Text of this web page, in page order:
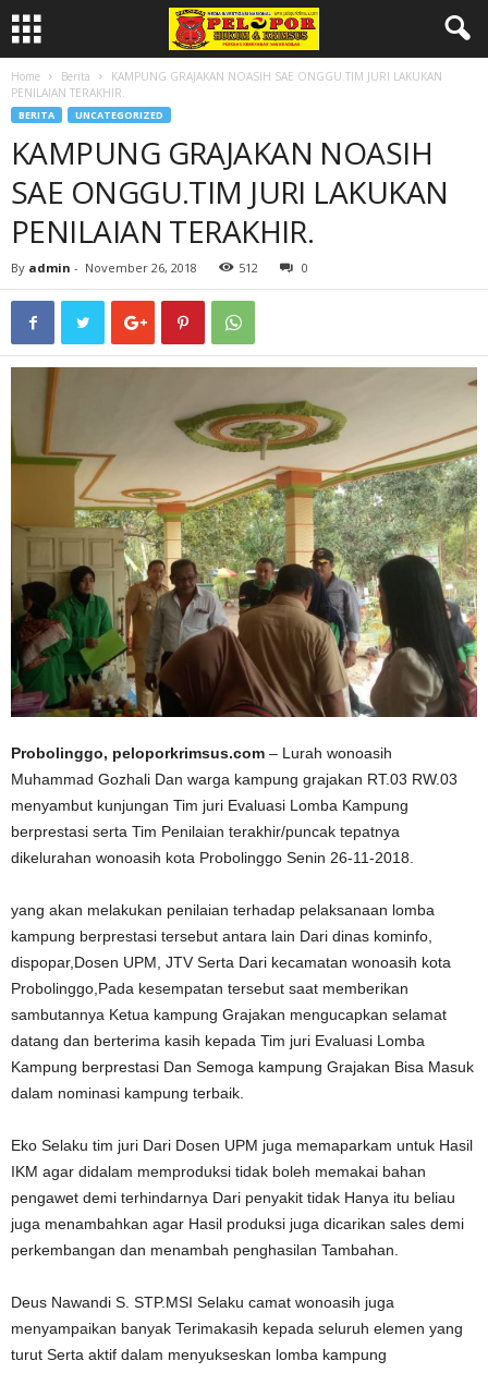
Home Berita
KAMPUNG GRAJAKAN NOASIH SAE ONGGU.TIM JURI LAKUKAN
PENILAIAN TERAKHIR.
BERITA UNCATEGORIZED
KAMPUNG GRAJAKAN NOASIH
SAE ONGGU.TIM JURI LAKUKAN
PENILAIAN TERAKHIR.
By admin - November 26, 2018 512 0
Probolinggo, peloporkrimsus.com – Lurah wonoasih
Muhammad Gozhali Dan warga kampung grajakan RT.03 RW.03
menyambut kunjungan Tim juri Evaluasi Lomba Kampung
berprestasi serta Tim Penilaian terakhir/puncak tepatnya
dikelurahan wonoasih kota Probolinggo Senin 26-11-2018.
yang akan melakukan penilaian terhadap pelaksanaan lomba
kampung berprestasi tersebut antara lain Dari dinas kominfo,
dispopar,Dosen UPM, JTV Serta Dari kecamatan wonoasih kota
Probolinggo,Pada kesempatan tersebut saat memberikan
sambutannya Ketua kampung Grajakan mengucapkan selamat
datang dan berterima kasih kepada Tim juri Evaluasi Lomba
Kampung berprestasi Dan Semoga kampung Grajakan Bisa Masuk
dalam nominasi kampung terbaik.
Eko Selaku tim juri Dari Dosen UPM juga memaparkam untuk Hasil
IKM agar didalam memproduksi tidak boleh memakai bahan
pengawet demi terhindarnya Dari penyakit tidak Hanya itu beliau
juga menambahkan agar Hasil produksi juga dicarikan sales demi
perkembangan dan menambah penghasilan Tambahan.
Deus Nawandi S. STP.MSI Selaku camat wonoasih juga
menyampaikan banyak Terimakasih kepada seluruh elemen yang
turut Serta aktif dalam menyukseskan lomba kampung